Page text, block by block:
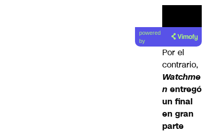
powered
by
Por el
contrario,
Watchme
n entregó
un final
en gran
parte